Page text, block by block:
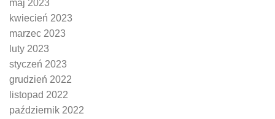
maj 2023
kwiecień 2023
marzec 2023
luty 2023
styczeń 2023
grudzień 2022
listopad 2022
październik 2022